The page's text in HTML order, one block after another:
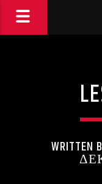
WRITTEN